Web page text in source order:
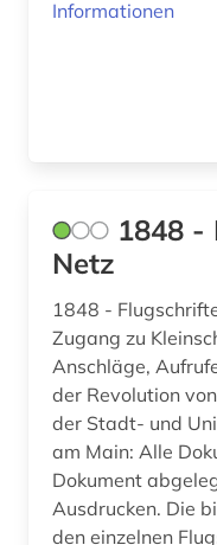
authentizität (1)
autografen (1)
autograph (3)
autor (2)
außenhandel (3)
Informationen
1848 -
Netz
1848 -
Zugang zu
Anschläge,
der Revolution
der Stadt- und
am Main: Alle Dokumente sind auch als pdf-
Dokument
Ausdrucken. Die
den einzelnen